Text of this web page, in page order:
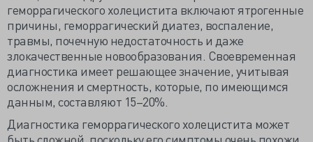
геморрагического холецистита включают ятрогенные
причины, геморрагический диатез, воспаление,
травмы, почечную недостаточность и даже
злокачественные новообразования. Своевременная
диагностика имеет решающее значение, учитывая
осложнения и смертность, которые, по имеющимся
данным, составляют 15–20%.
Диагностика геморрагического холецистита может
быть сложной, поскольку его симптомы очень похожи